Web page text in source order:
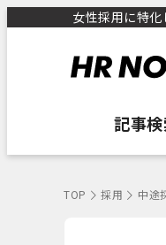
女性採用に特
記事
TOP 採用 中途